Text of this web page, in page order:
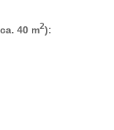
40 m2):